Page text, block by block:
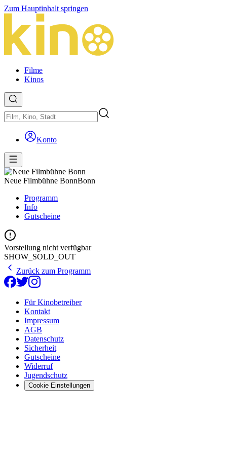
Zum Hauptinhalt springen
Filme
Kinos
Konto
Neue Filmbühne BonnBonn
Programm
Info
Gutscheine
Vorstellung nicht verfügbar
SHOW_SOLD_OUT
Zurück zum Programm
Für Kinobetreiber
Kontakt
Impressum
AGB
Datenschutz
Sicherheit
Gutscheine
Widerruf
Jugendschutz
Cookie Einstellungen